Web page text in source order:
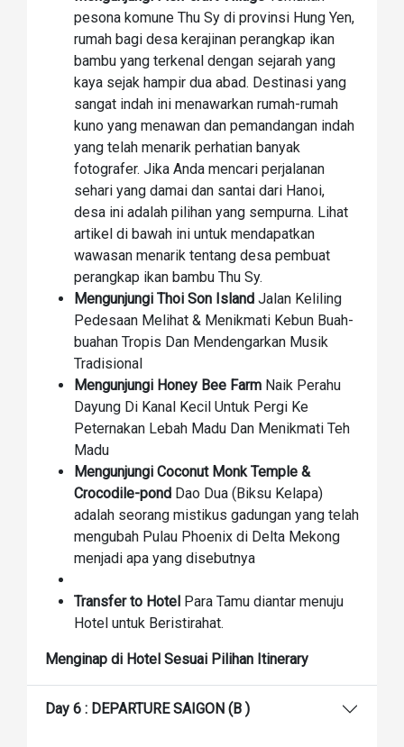
pesona komune Thu Sy di provinsi Hung Yen,
rumah bagi desa kerajinan perangkap ikan
bambu yang terkenal dengan sejarah yang
kaya sejak hampir dua abad. Destinasi yang
sangat indah ini menawarkan rumah-rumah
kuno yang menawan dan pemandangan indah
yang telah menarik perhatian banyak
fotografer. Jika Anda mencari perjalanan
sehari yang damai dan santai dari Hanoi,
desa ini adalah pilihan yang sempurna. Lihat
artikel di bawah ini untuk mendapatkan
wawasan menarik tentang desa pembuat
perangkap ikan bambu Thu Sy.
Mengunjungi Thoi Son Island Jalan Keliling
Pedesaan Melihat & Menikmati Kebun Buah-
buahan Tropis Dan Mendengarkan Musik
Tradisional
Mengunjungi Honey Bee Farm Naik Perahu
Dayung Di Kanal Kecil Untuk Pergi Ke
Peternakan Lebah Madu Dan Menikmati Teh
Madu
Mengunjungi Coconut Monk Temple &
Crocodile-pond Dao Dua (Biksu Kelapa)
adalah seorang mistikus gadungan yang telah
mengubah Pulau Phoenix di Delta Mekong
menjadi apa yang disebutnya
Transfer to Hotel Para Tamu diantar menuju
Hotel untuk Beristirahat.
Menginap di Hotel Sesuai Pilihan Itinerary
Day 6 : DEPARTURE SAIGON (B )